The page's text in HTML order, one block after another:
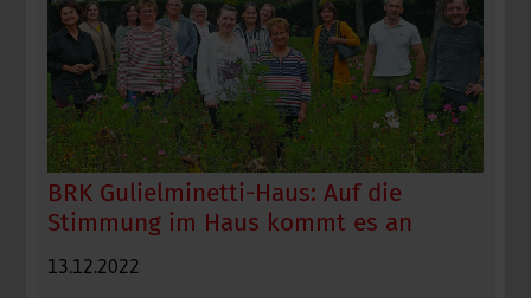
BRK Gulielminetti-Haus: Auf die
Stimmung im Haus kommt es an
13.12.2022